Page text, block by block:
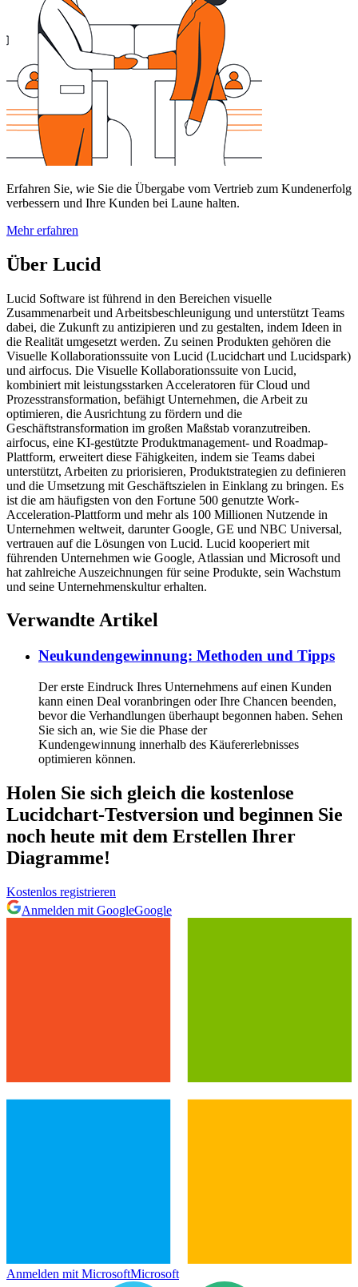
Erfahren Sie, wie Sie die Übergabe vom Vertrieb zum Kundenerfolg
verbessern und Ihre Kunden bei Laune halten.
Mehr erfahren
Über Lucid
Lucid Software ist führend in den Bereichen visuelle
Zusammenarbeit und Arbeitsbeschleunigung und unterstützt Teams
dabei, die Zukunft zu antizipieren und zu gestalten, indem Ideen in
die Realität umgesetzt werden. Zu seinen Produkten gehören die
Visuelle Kollaborationssuite von Lucid (Lucidchart und Lucidspark)
und airfocus. Die Visuelle Kollaborationssuite von Lucid,
kombiniert mit leistungsstarken Acceleratoren für Cloud und
Prozesstransformation, befähigt Unternehmen, die Arbeit zu
optimieren, die Ausrichtung zu fördern und die
Geschäftstransformation im großen Maßstab voranzutreiben.
airfocus, eine KI-gestützte Produktmanagement- und Roadmap-
Plattform, erweitert diese Fähigkeiten, indem sie Teams dabei
unterstützt, Arbeiten zu priorisieren, Produktstrategien zu definieren
und die Umsetzung mit Geschäftszielen in Einklang zu bringen. Es
ist die am häufigsten von den Fortune 500 genutzte Work-
Acceleration-Plattform und mehr als 100 Millionen Nutzende in
Unternehmen weltweit, darunter Google, GE und NBC Universal,
vertrauen auf die Lösungen von Lucid. Lucid kooperiert mit
führenden Unternehmen wie Google, Atlassian und Microsoft und
hat zahlreiche Auszeichnungen für seine Produkte, sein Wachstum
und seine Unternehmenskultur erhalten.
Verwandte Artikel
Neukundengewinnung: Methoden und Tipps
Der erste Eindruck Ihres Unternehmens auf einen Kunden
kann einen Deal voranbringen oder Ihre Chancen beenden,
bevor die Verhandlungen überhaupt begonnen haben. Sehen
Sie sich an, wie Sie die Phase der
Kundengewinnung innerhalb des Käufererlebnisses
optimieren können.
Holen Sie sich gleich die kostenlose
Lucidchart-Testversion und beginnen Sie
noch heute mit dem Erstellen Ihrer
Diagramme!
Kostenlos registrieren
Anmelden mit GoogleGoogle
Anmelden mit MicrosoftMicrosoft